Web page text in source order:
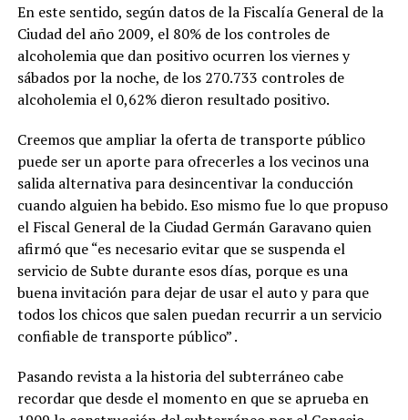
En este sentido, según datos de la Fiscalía General de la
Ciudad del año 2009, el 80% de los controles de
alcoholemia que dan positivo ocurren los viernes y
sábados por la noche, de los 270.733 controles de
alcoholemia el 0,62% dieron resultado positivo.
Creemos que ampliar la oferta de transporte público
puede ser un aporte para ofrecerles a los vecinos una
salida alternativa para desincentivar la conducción
cuando alguien ha bebido. Eso mismo fue lo que propuso
el Fiscal General de la Ciudad Germán Garavano quien
afirmó que “es necesario evitar que se suspenda el
servicio de Subte durante esos días, porque es una
buena invitación para dejar de usar el auto y para que
todos los chicos que salen puedan recurrir a un servicio
confiable de transporte público” .
Pasando revista a la historia del subterráneo cabe
recordar que desde el momento en que se aprueba en